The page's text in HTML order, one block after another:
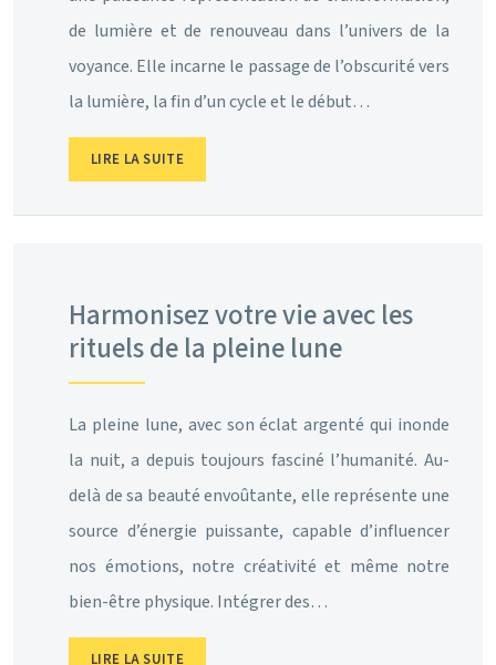
de lumière et de renouveau dans l’univers de la
voyance. Elle incarne le passage de l’obscurité vers
la lumière, la fin d’un cycle et le début…
LIRE LA SUITE
Harmonisez votre vie avec les
rituels de la pleine lune
La pleine lune, avec son éclat argenté qui inonde
la nuit, a depuis toujours fasciné l’humanité. Au-
delà de sa beauté envoûtante, elle représente une
source d’énergie puissante, capable d’influencer
nos émotions, notre créativité et même notre
bien-être physique. Intégrer des…
LIRE LA SUITE